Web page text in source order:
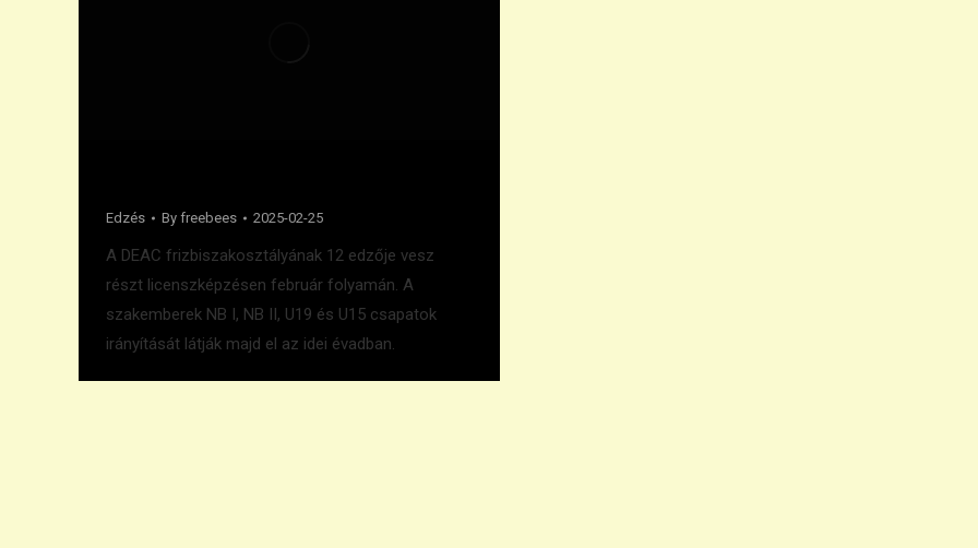
Edzés By freebees 2025-02-25
A DEAC frizbiszakosztályának 12 edzője vesz
részt licenszképzésen február folyamán. A
szakemberek NB I, NB II, U19 és U15 csapatok
irányítását látják majd el az idei évadban.